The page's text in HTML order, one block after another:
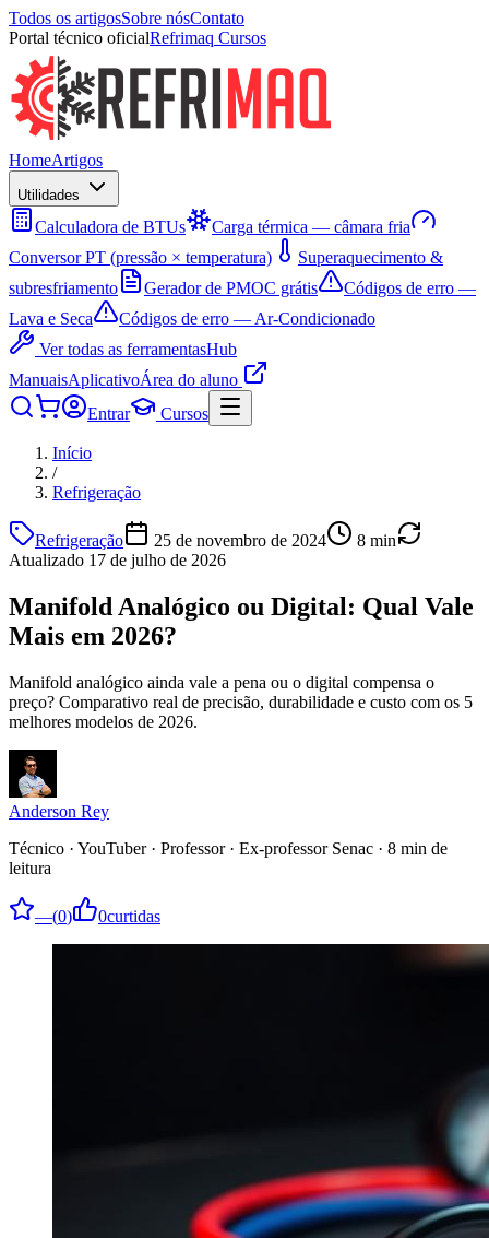
Todos os artigosSobre nósContato
Portal técnico oficialRefrimaq Cursos
HomeArtigos
Utilidades
Calculadora de BTUs
Carga térmica — câmara fria
Conversor PT (pressão × temperatura)
Superaquecimento &
subresfriamento
Gerador de PMOC grátis
Códigos de erro —
Lava e Seca
Códigos de erro — Ar-Condicionado
Ver todas as ferramentasHub
ManuaisAplicativoÁrea do aluno
Entrar
Cursos
Início
/
Refrigeração
Refrigeração 25 de novembro de 2024 8 min
Atualizado 17 de julho de 2026
Manifold Analógico ou Digital: Qual Vale
Mais em 2026?
Manifold analógico ainda vale a pena ou o digital compensa o
preço? Comparativo real de precisão, durabilidade e custo com os 5
melhores modelos de 2026.
Anderson Rey
Técnico · YouTuber · Professor · Ex-professor Senac · 8 min de
leitura
—(0) 0curtidas